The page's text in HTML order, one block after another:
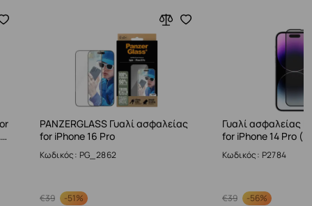
PANZERGLASS Γυαλί ασφαλείας
for iPhone 16 Pro
Κωδικός: PG_2862
39
€ -51%
Γυαλί ασφαλείας
for iPhone 14 Pro
Κωδικός: P2784
39
€ -56%